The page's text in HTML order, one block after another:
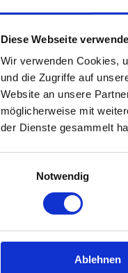
Diese Webseite
Wir verwenden Cookies,
und die Zugriffe auf
Website an unsere
möglicherweise mit
der Dienste gesammelt
Notwendig
Ablehnen